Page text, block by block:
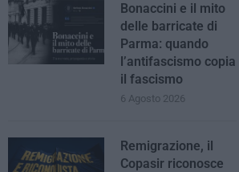
Bonaccini e il mito
delle barricate di
Parma: quando
l’antifascismo copia
il fascismo
6 Agosto 2026
Remigrazione, il
Copasir riconosce